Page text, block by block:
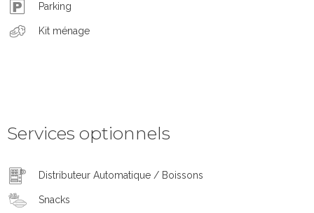
Parking
Kit ménage
Services optionnels
Distributeur Automatique / Boissons
Snacks